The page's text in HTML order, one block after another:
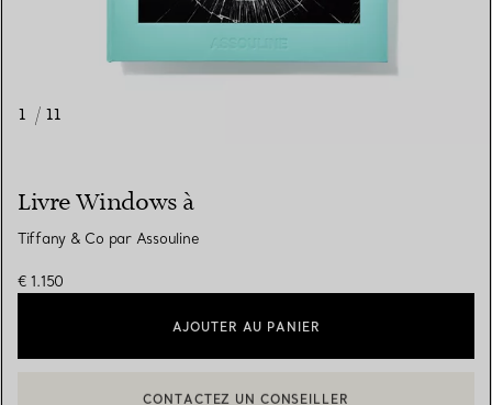
1 / 11
Livre Windows à
Tiffany & Co par Assouline
€ 1.150
AJOUTER AU PANIER